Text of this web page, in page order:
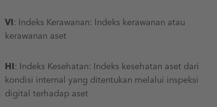
VI: Indeks Kerawanan: Indeks kerawanan atau
kerawanan aset
HI: Indeks Kesehatan: Indeks kesehatan aset dari
kondisi internal yang ditentukan melalui inspeksi
digital terhadap aset